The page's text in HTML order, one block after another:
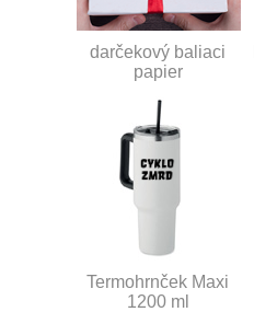
darčekový baliaci
papier
Termohrnček Maxi
1200 ml